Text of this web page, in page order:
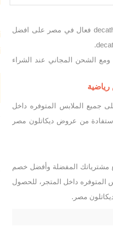
decathlon فعال في مصر على افضل
حتى 50% في التصفيات ومع الشحن المجاني عند الشراء
فوري وفعال على جميع الملابس المتوفره داخل
من عروض ديكاتلون مصر
مشترياتك المفضلة وأفضل خصم
الملابس المتوفره داخل المتجر، للحصول
مصر.